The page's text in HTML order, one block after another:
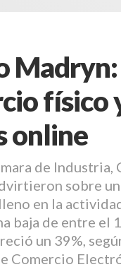
físico
online
de
sobre
en la
baja de entre el
un 39%,
Comercio